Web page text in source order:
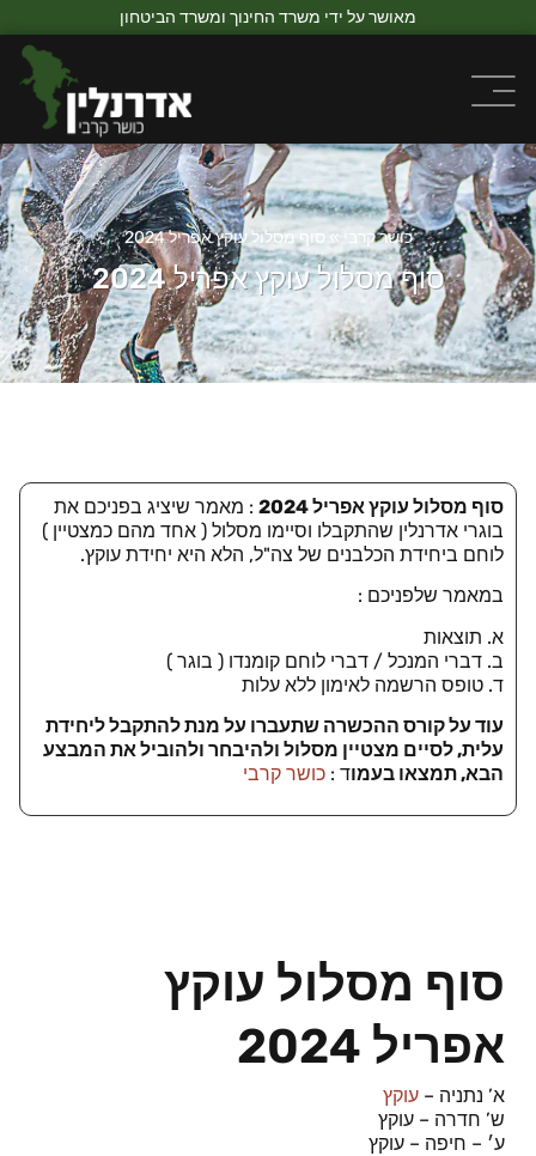
מאושר על ידי משרד החינוך ומשרד הביטחון
כושר קרבי » סוף מסלול עוקץ אפריל 2024
סוף מסלול עוקץ אפריל 2024
סוף מסלול עוקץ אפריל 2024
: מאמר שיציג בפניכם את
בוגרי אדרנלין שהתקבלו וסיימו מסלול ( אחד מהם כמצטיין )
לוחם ביחידת הכלבנים של צה"ל, הלא היא יחידת עוקץ.
במאמר שלפניכם :
א. תוצאות
ב. דברי המנכל / דברי לוחם קומנדו ( בוגר )
ד. טופס הרשמה לאימון ללא עלות
עוד על קורס ההכשרה שתעברו על מנת להתקבל ליחידת
עלית, לסיים מצטיין מסלול ולהיבחר ולהוביל את המבצע
הבא, תמצאו בעמוד : כושר קרבי
סוף מסלול עוקץ
אפריל 2024
א’ נתניה – עוקץ
ש’ חדרה – עוקץ
ע׳ – חיפה – עוקץ